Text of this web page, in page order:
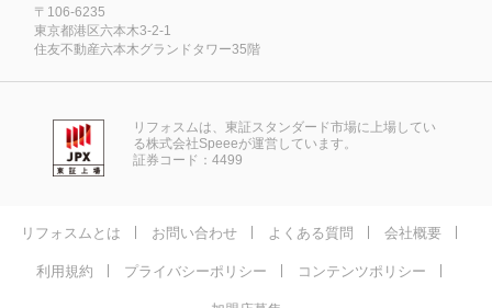
〒106-6235
東京都港区六本木3-2-1
住友不動産六本木グランドタワー35階
リフォスムは、東証スタンダード市場に上場してい
る株式会社Speeeが運営しています。
証券コード：4499
リフォスムとは お問い合わせ よくある質問 会社概要
利用規約 プライバシーポリシー コンテンツポリシー